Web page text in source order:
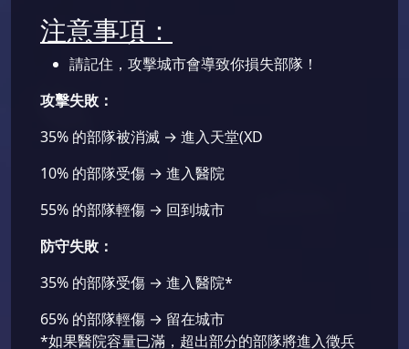
注意事項：
請記住，攻擊城市會導致你損失部隊！
攻擊失敗：
35% 的部隊被消滅 → 進入天堂(XD
10% 的部隊受傷 → 進入醫院
55% 的部隊輕傷 → 回到城市
防守失敗：
35% 的部隊受傷 → 進入醫院*
65% 的部隊輕傷 → 留在城市
*如果醫院容量已滿，超出部分的部隊將進入徵兵